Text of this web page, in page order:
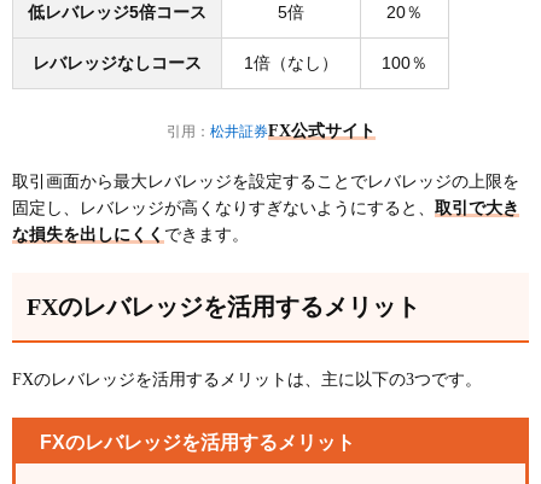
低レバレッジ5倍コース 5倍 20％
レバレッジなしコース 1倍（なし） 100％
引用： 松井証券FX公式サイト
取引画面から最大レバレッジを設定することでレバレッジの上限を
固定し、レバレッジが高くなりすぎないようにすると、 取引で大き
な損失を出しにくく できます。
FXのレバレッジを活用するメリット
FXのレバレッジを活用するメリットは、主に以下の3つです。
FXのレバレッジを活用するメリット